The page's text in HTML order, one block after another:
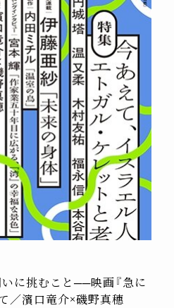
に挑むこと──映画『急に
／濱口竜介×磯野真穗